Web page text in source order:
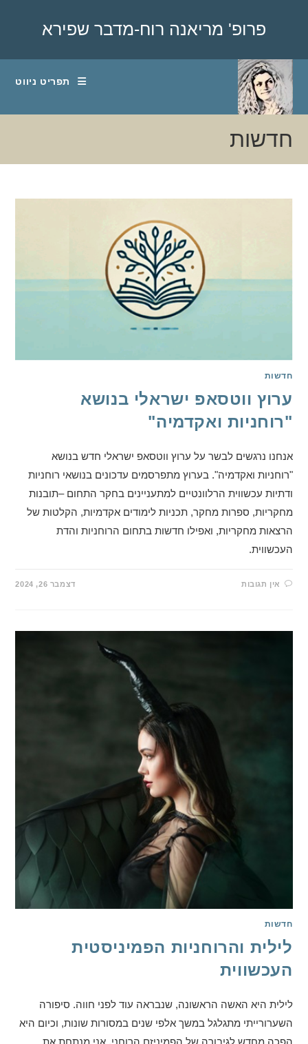
פרופ' מריאנה רוח-מדבר שפירא
תפריט ניווט
חדשות
חדשות
ערוץ ווטסאפ ישראלי בנושא
"רוחניות ואקדמיה"
אנחנו נרגשים לבשר על ערוץ ווטסאפ ישראלי חדש בנושא
"רוחניות ואקדמיה". בערוץ מתפרסמים עדכונים בנושאי רוחניות
ודתיות עכשווית הרלוונטיים למתעניינים בחקר התחום –תובנות
מחקריות, ספרות מחקר, תכניות לימודים אקדמיות, הקלטות של
הרצאות מחקריות, ואפילו חדשות בתחום הרוחניות והדת
העכשווית.
אין תגובות דצמבר 26, 2024
חדשות
לילית והרוחניות הפמיניסטית
העכשווית
לילית היא האשה הראשונה, שנבראה עוד לפני חווה. סיפורה
השערורייתי מתגלגל במשך אלפי שנים במסורות שונות, וכיום היא
הפכה מחדש לגיבורה של הפמיניזם הרוחני. אני מנתחת את